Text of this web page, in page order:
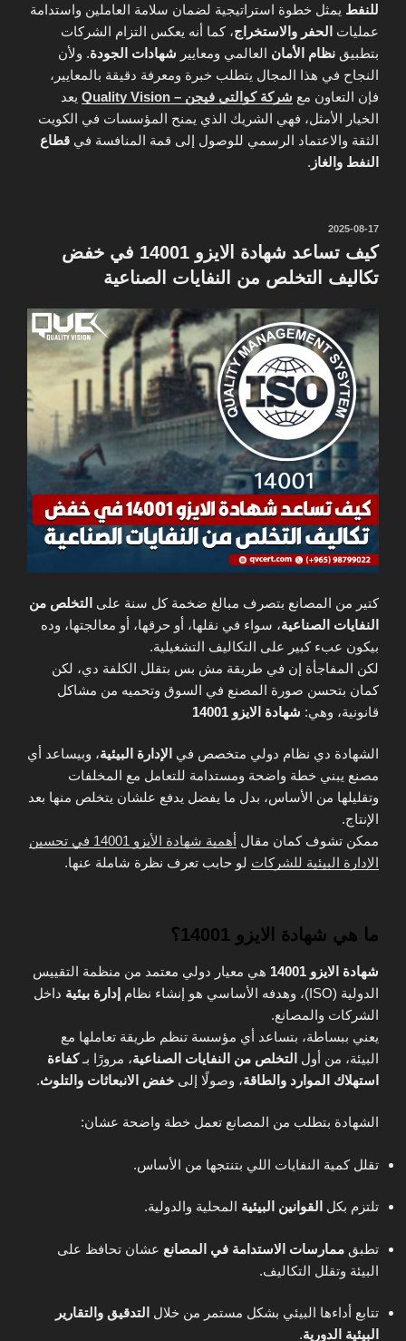
للنفط يمثل خطوة استراتيجية لضمان سلامة العاملين واستدامة
عمليات الحفر والاستخراج، كما أنه يعكس التزام الشركات
بتطبيق نظام الأمان العالمي ومعايير شهادات الجودة. ولأن
النجاح في هذا المجال يتطلب خبرة ومعرفة دقيقة بالمعايير،
فإن التعاون مع شركة كوالتى فيجن – Quality Vision
يعد
الخيار الأمثل، فهي الشريك الذي يمنح المؤسسات في الكويت
الثقة والاعتماد الرسمي للوصول إلى قمة المنافسة في قطاع
النفط والغاز .
نُشر
في
2025-08-17
كيف تساعد شهادة الايزو 14001 في خفض
تكاليف التخلص من النفايات الصناعية
كتير من المصانع بتصرف مبالغ ضخمة كل سنة على التخلص من
النفايات الصناعية، سواء في نقلها، أو حرقها، أو معالجتها، وده
بيكون عبء كبير على التكاليف التشغيلية.
لكن المفاجأة إن في طريقة مش بس بتقلل الكلفة دي، لكن
كمان بتحسن صورة المصنع في السوق وتحميه من مشاكل
قانونية، وهي: شهادة الايزو 14001
الشهادة دي نظام دولي متخصص في الإدارة البيئية، وبيساعد أي
مصنع يبني خطة واضحة ومستدامة للتعامل مع المخلفات
وتقليلها من الأساس، بدل ما يفضل يدفع علشان يتخلص منها بعد
الإنتاج.
ممكن تشوف كمان مقال
أهمية شهادة الأيزو 14001 في تحسين
الإدارة البيئية للشركات لو حابب تعرف نظرة شاملة عنها.
ما هي شهادة الايزو 14001؟
شهادة الايزو 14001
هي معيار دولي معتمد من منظمة التقييس
الدولية (ISO)، وهدفه الأساسي هو إنشاء نظام
إدارة بيئية داخل
الشركات والمصانع.
يعني ببساطة، بتساعد أي مؤسسة تنظم طريقة تعاملها مع
البيئة، من أول التخلص من النفايات الصناعية، مرورًا بـكفاءة
استهلاك الموارد والطاقة، وصولًا إلى خفض الانبعاثات والتلوث.
الشهادة بتطلب من المصانع تعمل خطة واضحة عشان:
تقلل كمية النفايات اللي بتنتجها من الأساس.
تلتزم بكل القوانين البيئية المحلية والدولية.
تطبق ممارسات الاستدامة في المصانع عشان تحافظ على
البيئة وتقلل التكاليف.
تتابع أداءها البيئي بشكل مستمر من خلال التدقيق والتقارير
البيئية الدورية.